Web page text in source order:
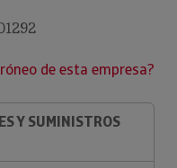
de esta empresa?
Y SUMINISTROS